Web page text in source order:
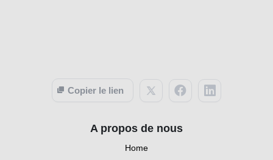
Copier le lien
A propos de nous
Home